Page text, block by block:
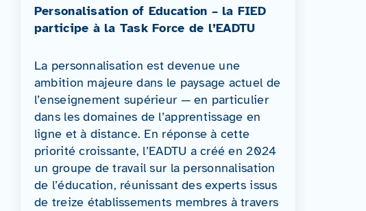
Personalisation of Education – la FIED
participe à la Task Force de l’EADTU
La personnalisation est devenue une
ambition majeure dans le paysage actuel de
l’enseignement supérieur — en particulier
dans les domaines de l’apprentissage en
ligne et à distance. En réponse à cette
priorité croissante, l’EADTU a créé en 2024
un groupe de travail sur la personnalisation
de l’éducation, réunissant des experts issus
de treize établissements membres à travers